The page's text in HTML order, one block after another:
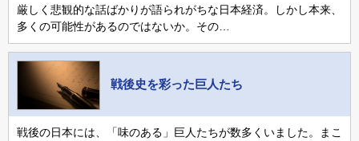
厳しく悲観的な話ばかりが語られがちな日本経済。しかし本来、
多くの可能性があるのではないか。その…
戦後史を彩った巨人たち
戦後の日本には、「味のある」巨人たちが数多くいました。まこ